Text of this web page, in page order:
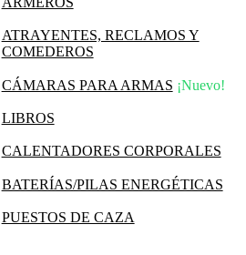
ATRAYENTES, RECLAMOS Y
COMEDEROS
CÁMARAS PARA ARMAS ¡Nuevo!
LIBROS
CALENTADORES CORPORALES
BATERÍAS/PILAS ENERGÉTICAS
PUESTOS DE CAZA